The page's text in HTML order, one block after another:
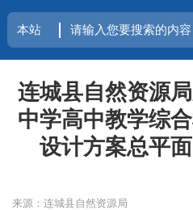
连城县自然资源
中学高中教学综
设计方案总平
来源：连城县自然资源局